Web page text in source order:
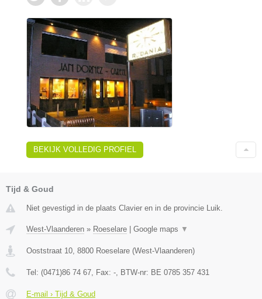
BEKIJK VOLLEDIG PROFIEL
Tijd & Goud
Niet gevestigd in de plaats Clavier en in de provincie Luik.
West-Vlaanderen » Roeselare | Google maps ▼
Ooststraat 10 8800 Roeselare (West-Vlaanderen)
Tel: (0471)86 74 67 , Fax: - , BTW-nr: BE 0785 357 431
E-mail › Tijd & Goud